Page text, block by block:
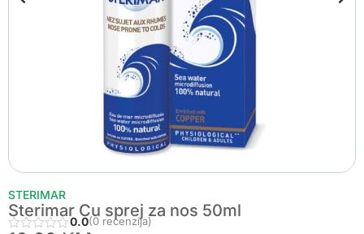
STERIMAR
Sterimar Cu sprej za nos 50ml
0.0(0 recenzija)